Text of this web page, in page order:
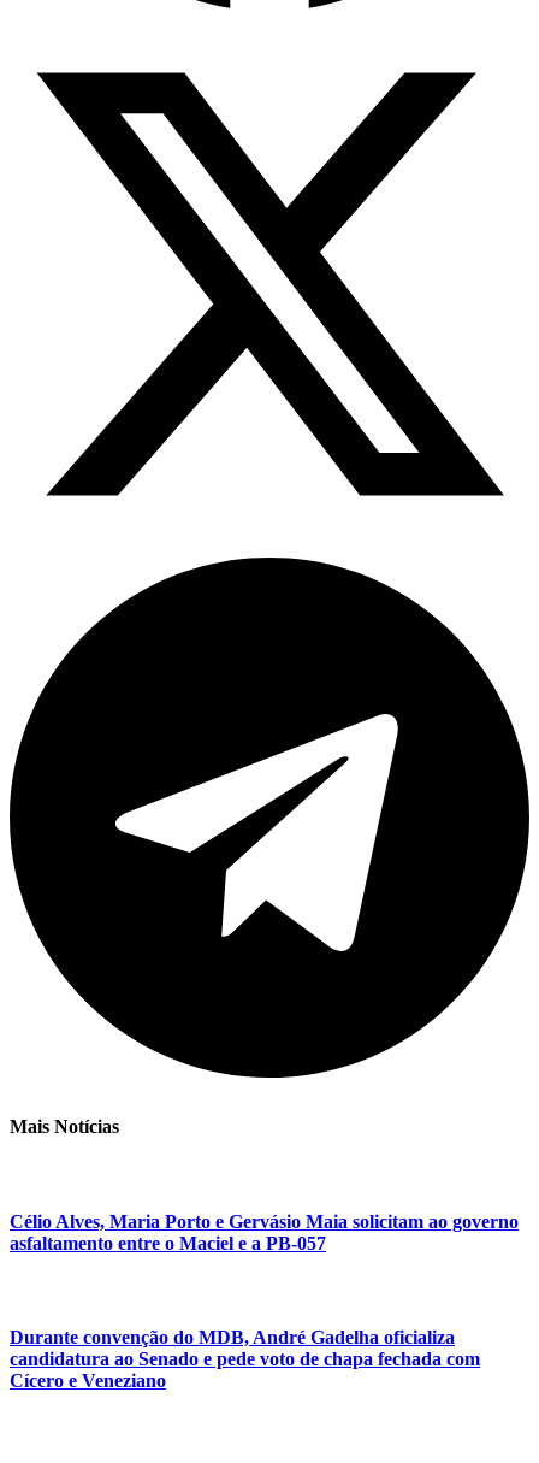
Mais Notícias
Célio Alves, Maria Porto e Gervásio Maia solicitam ao governo
asfaltamento entre o Maciel e a PB-057
Durante convenção do MDB, André Gadelha oficializa
candidatura ao Senado e pede voto de chapa fechada com
Cícero e Veneziano